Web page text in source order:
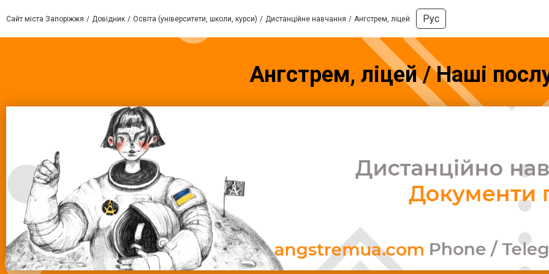
Сайт міста Запоріжжя Довідник Освіта (університети, школи, курси) Дистанційне навчання Ангстрем, ліцей Рус
Ангстрем, ліцей / Наші